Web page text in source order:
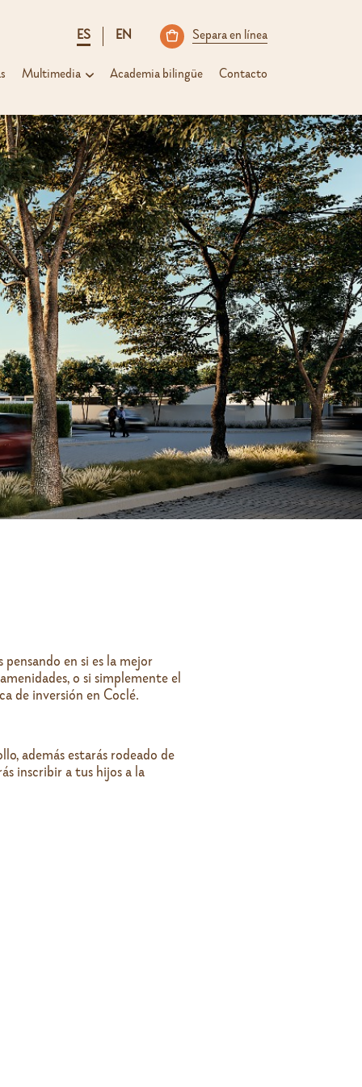
ES EN Separa en línea
Multimedia Academia bilingüe Contacto
en si es la mejor
o si simplemente el
de inversión en Coclé.
además estarás rodeado de
inscribir a tus hijos a la